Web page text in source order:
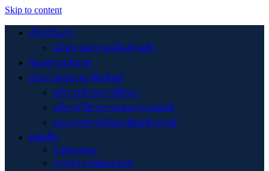
Skip to content
เกี่ยวกับเรา
นโยบายความเป็นส่วนตัว
ช่องทางบริจาค
ประกาศประชาสัมพันธ์
บริการด้านการศึกษา
บริการวิชาการและการแพทย์
ประกาศราชวิทยาลัยจุฬาภรณ์
คลังสื่อ
E-Brochure
วารสาร Patient First